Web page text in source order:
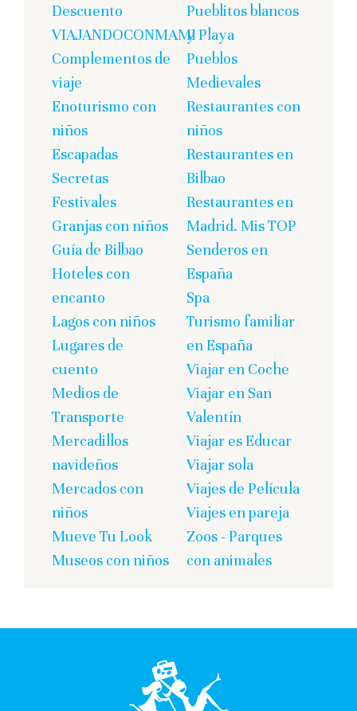
Descuento
VIAJANDOCONMAMI
Complementos de
viaje
Enoturismo con
niños
Escapadas
Secretas
Festivales
Granjas con niños
Guía de Bilbao
Hoteles con
encanto
Lagos con niños
Lugares de
cuento
Medios de
Transporte
Mercadillos
navideños
Mercados con
niños
Mueve Tu Look
Museos con niños
Pueblitos blancos
y Playa
Pueblos
Medievales
Restaurantes con
niños
Restaurantes en
Bilbao
Restaurantes en
Madrid. Mis TOP
Senderos en
España
Spa
Turismo familiar
en España
Viajar en Coche
Viajar en San
Valentín
Viajar es Educar
Viajar sola
Viajes de Película
Viajes en pareja
Zoos - Parques
con animales